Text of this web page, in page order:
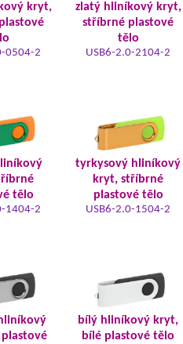
kryt,
0504-2
zlatý hliníkový kryt,
stříbrné plastové
tělo
USB6-2.0-2104-2
tělo
1404-2
tyrkysový hliníkový
kryt, stříbrné
plastové tělo
USB6-2.0-1504-2
bílý hliníkový kryt,
bílé plastové tělo